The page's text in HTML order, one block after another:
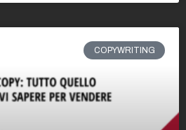
COPYWRITING